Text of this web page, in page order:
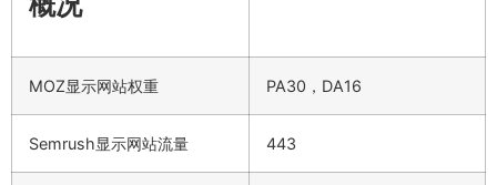
MOZ显示网站权重 PA30，DA16
Semrush显示网站流量 443